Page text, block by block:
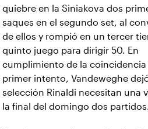
quiebre en la Siniakova dos
saques en el segundo set, al
de ellos y rompió en un tercer
quinto juego para dirigir 50. En
cumplimiento de la coincidencia
primer intento, Vandeweghe
selección Rinaldi necesitan una
la final del domingo dos